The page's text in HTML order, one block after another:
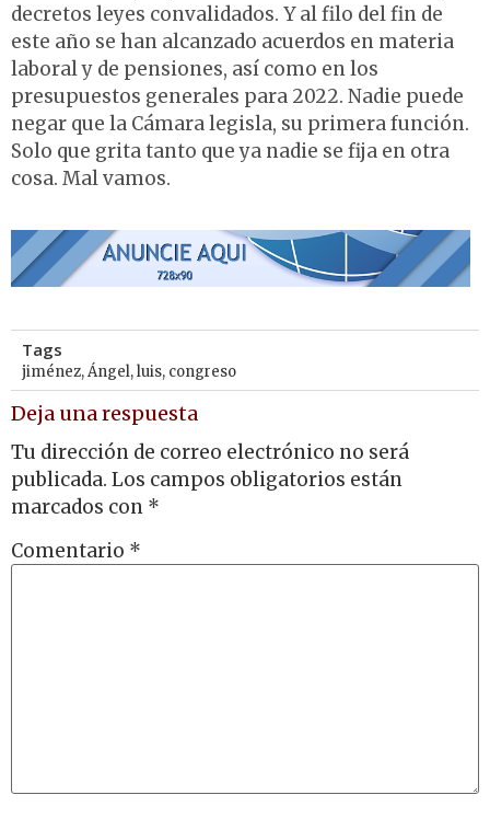
decretos leyes convalidados. Y al filo del fin de
este año se han alcanzado acuerdos en materia
laboral y de pensiones, así como en los
presupuestos generales para 2022. Nadie puede
negar que la Cámara legisla, su primera función.
Solo que grita tanto que ya nadie se fija en otra
cosa. Mal vamos.
Tags
jiménez,Ángel,luis, congreso
Deja una respuesta
Tu dirección de correo electrónico no será
publicada. Los campos obligatorios están
marcados con *
Comentario *